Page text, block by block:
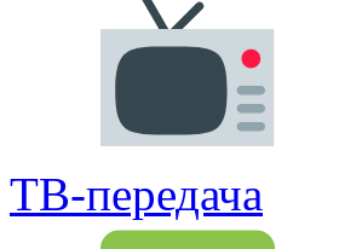
ТВ-передача